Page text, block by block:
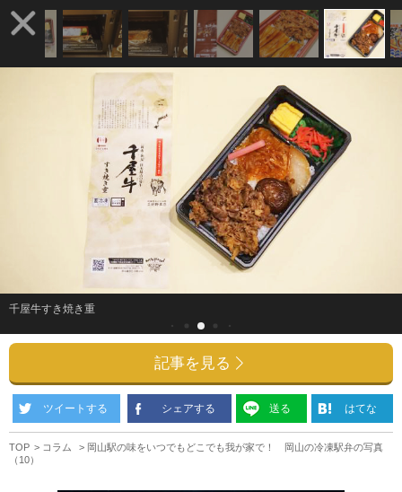
千屋牛すき焼き重
記事を見る
ツイートする シェアする 送る はてな
TOP コラム
岡山駅の味をいつでもどこでも我が家で！ 岡山の冷凍駅弁の写真
（10）